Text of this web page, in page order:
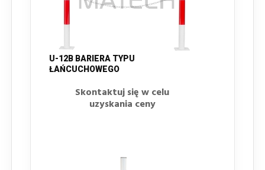
U-12B BARIERA TYPU
ŁAŃCUCHOWEGO
Skontaktuj się w celu
uzyskania ceny